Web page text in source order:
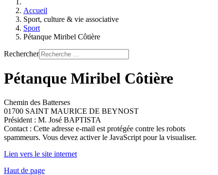
Accueil
Sport, culture & vie associative
Sport
Pétanque Miribel Côtière
Rechercher
Pétanque Miribel Côtière
Chemin des Batterses
01700 SAINT MAURICE DE BEYNOST
Président : M. José BAPTISTA
Contact : Cette adresse e-mail est protégée contre les robots
spammeurs. Vous devez activer le JavaScript pour la visualiser.
Lien vers le site internet
Haut de page